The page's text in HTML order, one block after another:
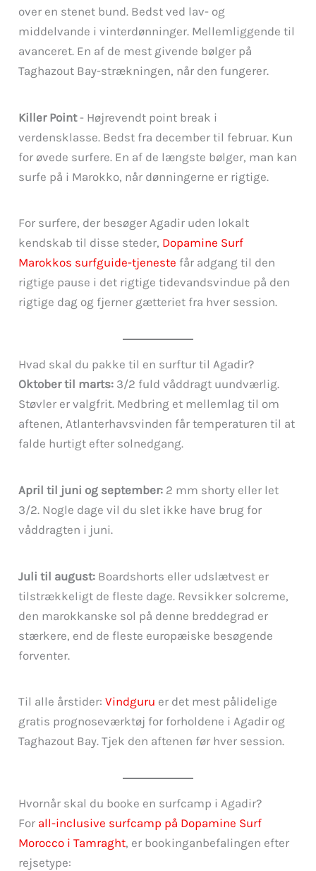
over en stenet bund. Bedst ved lav- og
middelvande i vinterdønninger. Mellemliggende til
avanceret. En af de mest givende bølger på
Taghazout Bay-strækningen, når den fungerer.
Killer Point- Højrevendt point break i
verdensklasse. Bedst fra december til februar. Kun
for øvede surfere. En af de længste bølger, man kan
surfe på i Marokko, når dønningerne er rigtige.
For surfere, der besøger Agadir uden lokalt
kendskab til disse steder, Dopamine Surf
Marokkos surfguide-tjeneste får adgang til den
rigtige pause i det rigtige tidevandsvindue på den
rigtige dag og fjerner gætteriet fra hver session.
Hvad skal du pakke til en surftur til Agadir?
Oktober til marts: 3/2 fuld våddragt uundværlig.
Støvler er valgfrit. Medbring et mellemlag til om
aftenen, Atlanterhavsvinden får temperaturen til at
falde hurtigt efter solnedgang.
April til juni og september: 2 mm shorty eller let
3/2. Nogle dage vil du slet ikke have brug for
våddragten i juni.
Juli til august: Boardshorts eller udslætvest er
tilstrækkeligt de fleste dage. Revsikker solcreme,
den marokkanske sol på denne breddegrad er
stærkere, end de fleste europæiske besøgende
forventer.
Til alle årstider:Vindguru er det mest pålidelige
gratis prognoseværktøj for forholdene i Agadir og
Taghazout Bay. Tjek den aftenen før hver session.
Hvornår skal du booke en surfcamp i Agadir?
For all-inclusive surfcamp på Dopamine Surf
Morocco i Tamraght, er bookinganbefalingen efter
rejsetype: